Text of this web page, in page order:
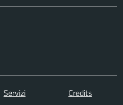
Servizi
Credits